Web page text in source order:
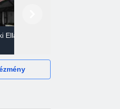
Ellátó